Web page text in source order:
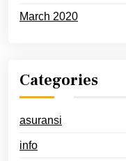
March 2020
Categories
asuransi
info